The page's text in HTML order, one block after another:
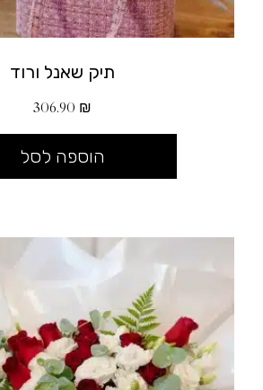
תיק שאנל ורוד
306.90 ₪
הוספה לסל